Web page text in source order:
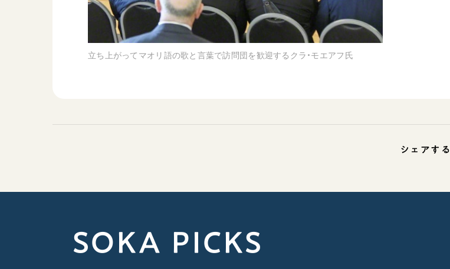
立ち上がってマオリ語の歌と言葉で訪問団を歓迎するクラ・モエアフ氏
シェアする
SOKA PICKS